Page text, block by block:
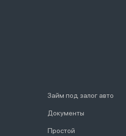
Займ под залог авто
Документы
Простой